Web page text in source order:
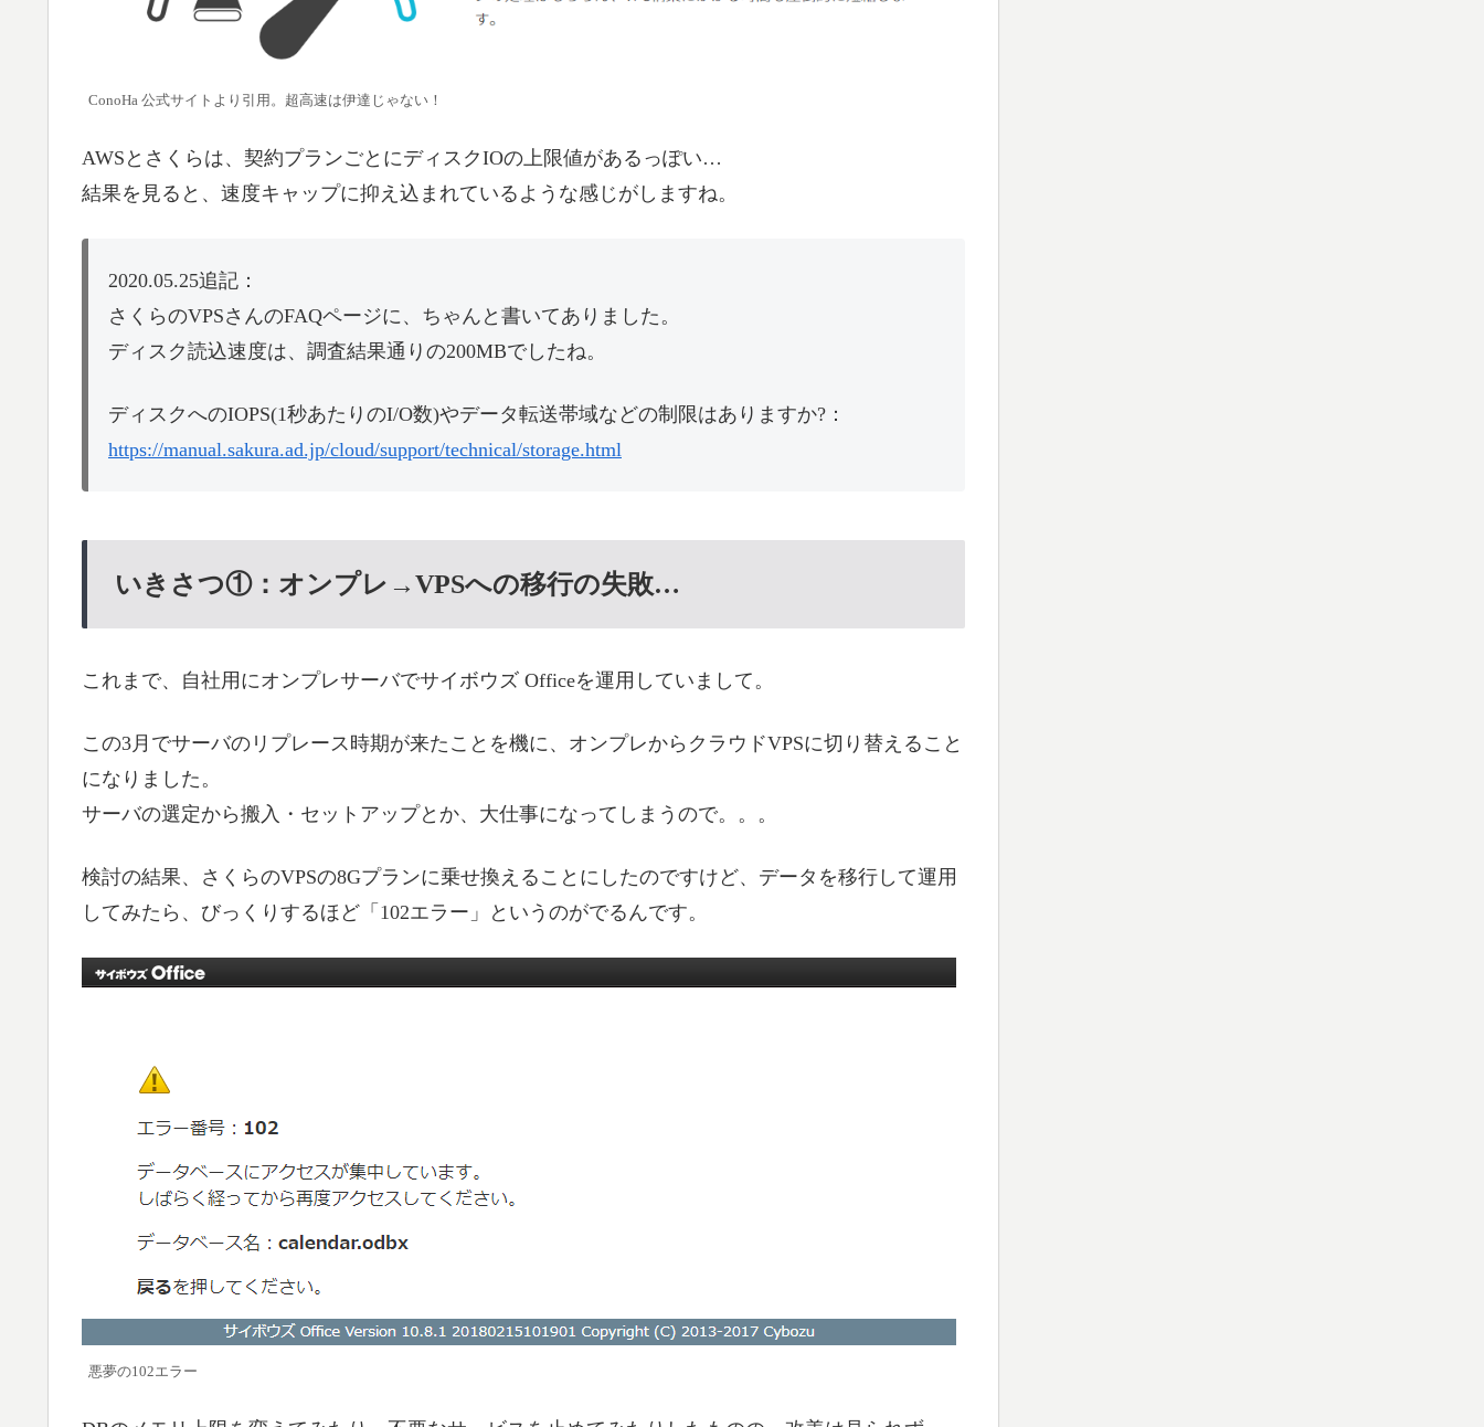
ConoHa 公式サイトより引用。超高速は伊達じゃない！
AWSとさくらは、契約プランごとにディスクIOの上限値があるっぽい…
結果を見ると、速度キャップに抑え込まれているような感じがしますね。
2020.05.25追記：
さくらのVPSさんのFAQページに、ちゃんと書いてありました。
ディスク読込速度は、調査結果通りの200MBでしたね。
ディスクへのIOPS(1秒あたりのI/O数)やデータ転送帯域などの制限はありますか?：
https://manual.sakura.ad.jp/cloud/support/technical/storage.html
いきさつ①：オンプレ→VPSへの移行の失敗…
これまで、自社用にオンプレサーバでサイボウズ Officeを運用していまして。
この3月でサーバのリプレース時期が来たことを機に、オンプレからクラウドVPSに切り替えること
になりました。
サーバの選定から搬入・セットアップとか、大仕事になってしまうので。。。
検討の結果、さくらのVPSの8Gプランに乗せ換えることにしたのですけど、データを移行して運用
してみたら、びっくりするほど「102エラー」というのがでるんです。
悪夢の102エラー